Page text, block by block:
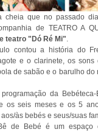
cheia que no passado
de TEATRO A
teatro "Dó Ré Mi".
contou a história do
e o clarinete, os
de sabão e o barulho
programação da
os seis meses e os 5
às bebés e seus/suas
de Bebé é um